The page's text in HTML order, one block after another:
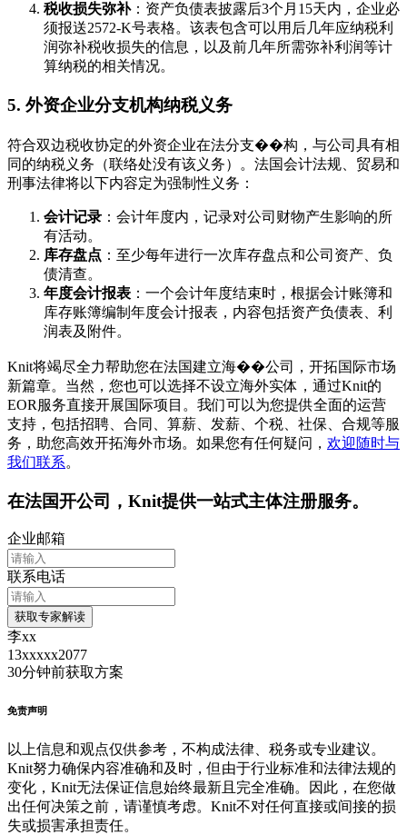
税收损失弥补：资产负债表披露后3个月15天内，企业必
须报送2572-K号表格。该表包含可以用后几年应纳税利
润弥补税收损失的信息，以及前几年所需弥补利润等计
算纳税的相关情况。
5. 外资企业分支机构纳税义务
符合双边税收协定的外资企业在法分支��构，与公司具有相
同的纳税义务（联络处没有该义务）。法国会计法规、贸易和
刑事法律将以下内容定为强制性义务：
会计记录 ：会计年度内，记录对公司财物产生影响的所
有活动。
库存盘点 ：至少每年进行一次库存盘点和公司资产、负
债清查。
年度会计报表 ：一个会计年度结束时，根据会计账簿和
库存账簿编制年度会计报表，内容包括资产负债表、利
润表及附件。
Knit将竭尽全力帮助您在法国建立海��公司，开拓国际市场
新篇章。当然，您也可以选择不设立海外实体，通过Knit的
EOR服务直接开展国际项目。我们可以为您提供全面的运营
支持，包括招聘、合同、算薪、发薪、个税、社保、合规等服
务，助您高效开拓海外市场。如果您有任何疑问， 欢迎随时与
我们联系。
在法国开公司，Knit提供一站式主体注册服务。
企业邮箱
联系电话
获取专家解读
李xx
13xxxxx2077
30分钟前获取方案
免责声明
以上信息和观点仅供参考，不构成法律、税务或专业建议。
Knit努力确保内容准确和及时，但由于行业标准和法律法规的
变化，Knit无法保证信息始终最新且完全准确。因此，在您做
出任何决策之前，请谨慎考虑。Knit不对任何直接或间接的损
失或损害承担责任。